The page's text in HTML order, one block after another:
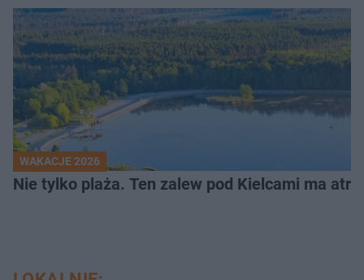
WAKACJE 2026
Nie tylko plaża. Ten zalew pod Kielcami ma